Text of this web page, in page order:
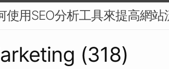
使用SEO分析工具來提高網站
(318)